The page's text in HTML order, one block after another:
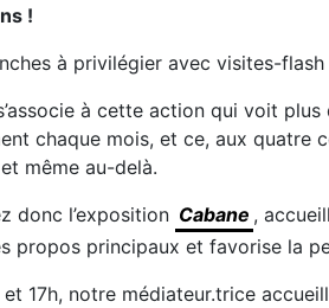
!
à privilégier avec visites-
à cette action qui voit
chaque mois, et ce, aux quatre
même au-delà.
donc l’exposition Cabane ,
propos principaux et favorise la
et 17h, notre médiateur.trice